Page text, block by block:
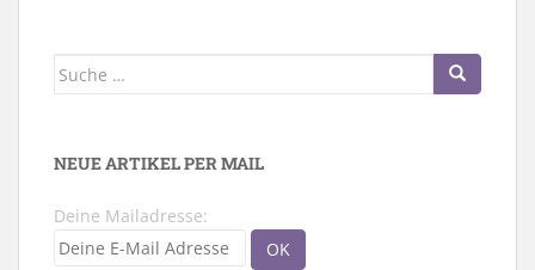
Suche
NEUE ARTIKEL PER MAIL
Deine Mailadresse: